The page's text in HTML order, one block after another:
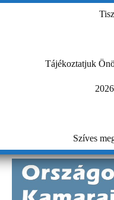
Tájékoztatjuk
Szíves